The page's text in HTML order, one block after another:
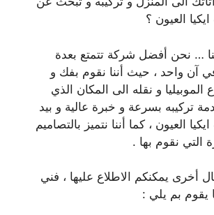
العيون ؟
… نحن أفضل شركة تتمتع بعدة
آن واحد ، حيث أننا نقوم بفك و
الموبيليا و نقله الى المكان الذي
تركيبه بسرعة و خبرة عالية و بيد
العيون ، كما أننا نتميز بالتصاميم
التي نقوم بها .
أخرى يمكنكم الاطلاع عليها ، فني
يقوم بم يلي :